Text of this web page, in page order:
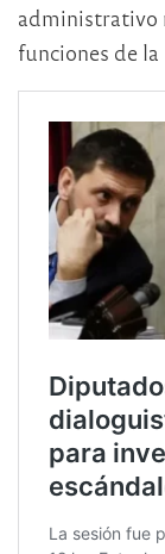
administrativo
funciones de la